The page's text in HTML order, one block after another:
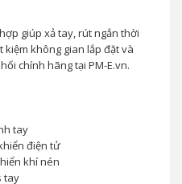
giúp xả tay, rút ngắn thời
không gian lắp đặt và
chính hãng tại PM-E.vn.
tay
điện tử
khí nén
tay